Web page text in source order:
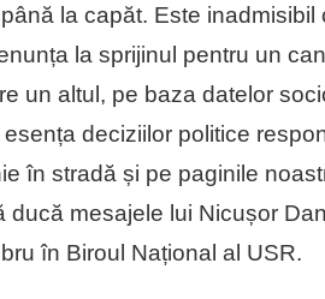
la capăt. Este inadmisibil
la sprijinul pentru un
un altul, pe baza datelor
deciziilor politice
în stradă și pe paginile
mesajele lui Nicușor
în Biroul Național al USR.